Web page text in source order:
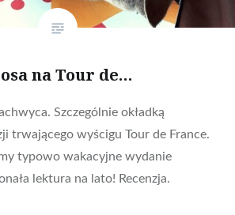
na Tour de…
Szczególnie okładką
trwającego wyścigu Tour de France.
typowo wakacyjne wydanie
lektura na lato! Recenzja.